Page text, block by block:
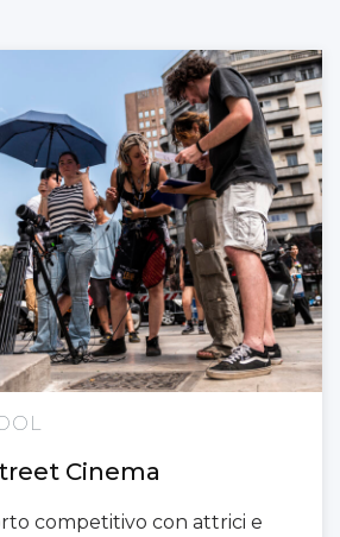
Cinema
competitivo con attrici e